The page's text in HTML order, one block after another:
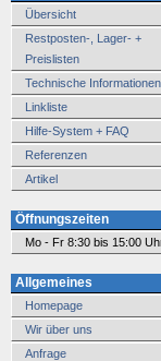
Übersicht
Restposten-, Lager- +
Preislisten
Technische Informationen
Linkliste
Hilfe-System + FAQ
Referenzen
Artikel
Öffnungszeiten
Mo - Fr 8:30 bis 15:00
Allgemeines
Homepage
Wir über uns
Anfrage